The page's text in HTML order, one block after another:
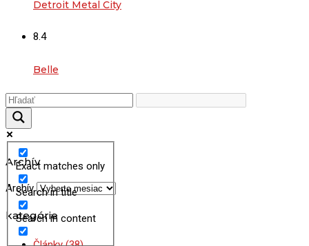
Detroit Metal City
8.4
Belle
Exact matches only
Search in title
Search in content
Archív
Archív
kategórie